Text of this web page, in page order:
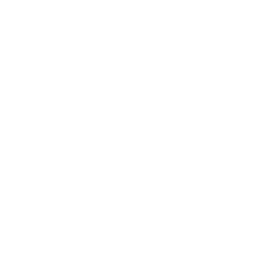
了承ください。
き作成されるも
をご了承くださ
御機器販売店・
ようお願いしま
にご登録され
社の共同利用者
です。
です。
ず変更すること
1000ppm以下、
下、フタル酸ジブチ
) : 1000ppm、
、
ない年数を意
要な手段を講じ
これらの製造装
通知します。
ムロン制御